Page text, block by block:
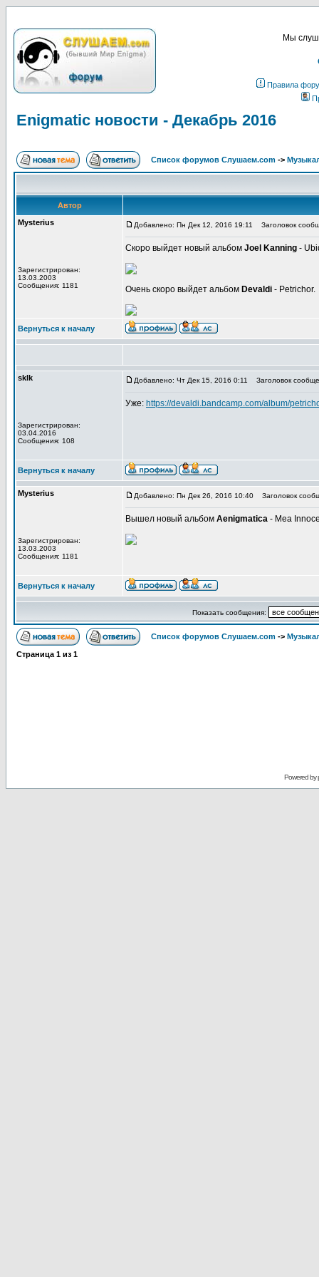
Мы
Правила
Enigmatic новости - Декабрь 2016
Список форумов Слушаем.com ->
Автор
Mysterius
Зарегистрирован:
13.03.2003
Сообщения: 1181
Добавлено: Пн Дек 12, 2016 19:11 Заголовок
Скоро выйдет новый альбом Joel Kanning -
Очень скоро выйдет альбом Devaldi - Petrichor.
Вернуться к началу
sklk
Зарегистрирован:
03.04.2016
Сообщения: 108
Добавлено: Чт Дек 15, 2016 0:11 Заголовок
Уже: https://devaldi.bandcamp.com/album/
Вернуться к началу
Mysterius
Зарегистрирован:
13.03.2003
Сообщения: 1181
Добавлено: Пн Дек 26, 2016 10:40 Заголовок
Вышел новый альбом Aenigmatica - Mea
Вернуться к началу
Показать сообщения:
Список форумов Слушаем.com ->
Страница 1 из 1
Powered by